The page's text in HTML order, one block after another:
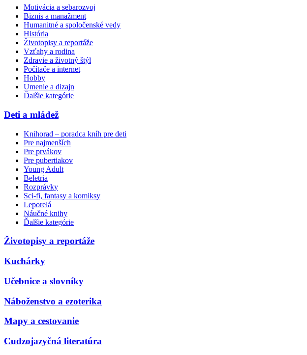
Motivácia a sebarozvoj
Biznis a manažment
Humanitné a spoločenské vedy
História
Životopisy a reportáže
Vzťahy a rodina
Zdravie a životný štýl
Počítače a internet
Hobby
Umenie a dizajn
Ďalšie kategórie
Deti a mládež
Knihorad – poradca kníh pre deti
Pre najmenších
Pre prvákov
Pre pubertiakov
Young Adult
Beletria
Rozprávky
Sci-fi, fantasy a komiksy
Leporelá
Náučné knihy
Ďalšie kategórie
Životopisy a reportáže
Kuchárky
Učebnice a slovníky
Náboženstvo a ezoterika
Mapy a cestovanie
Cudzojazyčná literatúra